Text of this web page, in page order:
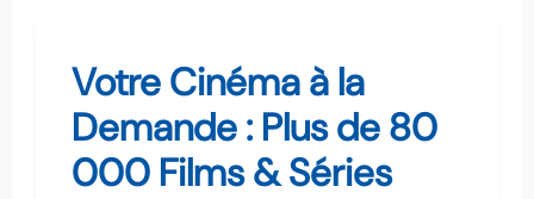
Votre Cinéma à la
Demande : Plus de 80
000 Films & Séries